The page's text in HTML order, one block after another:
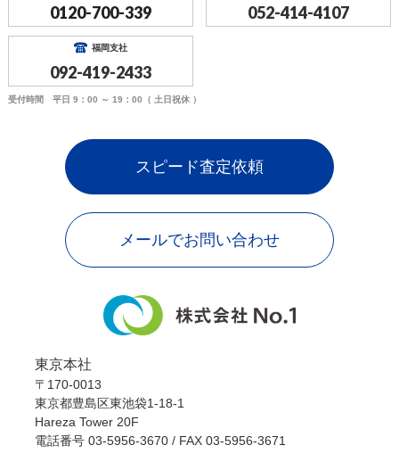
0120-700-339 052-414-4107
福岡支社
092-419-2433
受付時間 平日 9：00 ～ 19：00（ 土日祝休 ）
スピード査定依頼
メールでお問い合わせ
東京本社
〒170-0013
東京都豊島区東池袋1-18-1
Hareza Tower 20F
電話番号 03-5956-3670/ FAX 03-5956-3671